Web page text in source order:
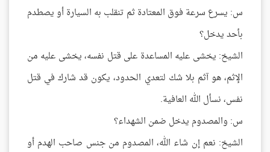
س: يسرع سرعة فوق المعتادة ثم تنقلب به السيارة أو يصطدم
بأحد يدخل؟
الشيخ: يخشى عليه المساعدة على قتل نفسه، يخشى عليه من
الإثم، هو آثم بلا شك لتعدي الحدود، يكون قد شارك في قتل
نفس، نسأل الله العافية.
س: والمصدوم يدخل ضمن الشهداء؟
الشيخ: نعم إن شاء الله، المصدوم من جنس صاحب الهدم أو